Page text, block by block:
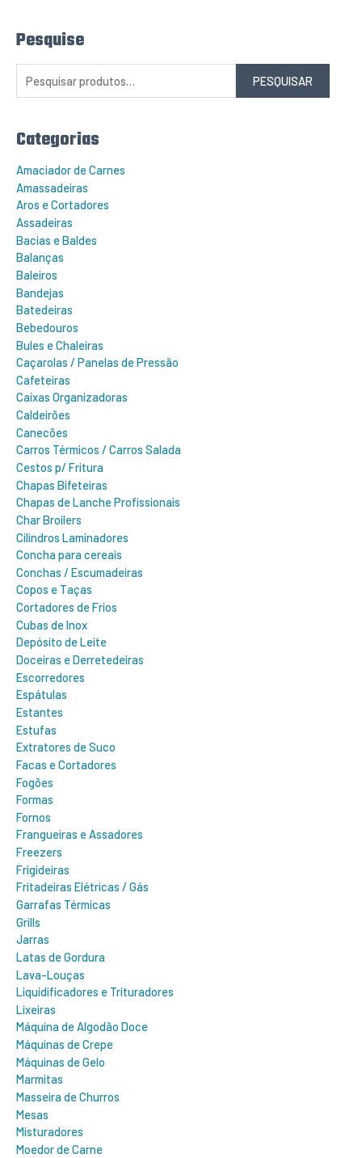
Pesquise
P
e
p
o
:
PESQUISAR
Categorias
Amaciador de Carnes
Amassadeiras
Aros e Cortadores
Assadeiras
Bacias e Baldes
Balanças
Baleiros
Bandejas
Batedeiras
Bebedouros
Bules e Chaleiras
Caçarolas / Panelas de Pressão
Cafeteiras
Caixas Organizadoras
Caldeirões
Canecões
Carros Térmicos / Carros Salada
Cestos p/ Fritura
Chapas Bifeteiras
Chapas de Lanche Profissionais
Char Broilers
Cilindros Laminadores
Concha para cereais
Conchas / Escumadeiras
Copos e Taças
Cortadores de Frios
Cubas de Inox
Depósito de Leite
Doceiras e Derretedeiras
Escorredores
Espátulas
Estantes
Estufas
Extratores de Suco
Facas e Cortadores
Fogões
Formas
Fornos
Frangueiras e Assadores
Freezers
Frigideiras
Fritadeiras Elétricas / Gás
Garrafas Térmicas
Grills
Jarras
Latas de Gordura
Lava-Louças
Liquidificadores e Trituradores
Lixeiras
Máquina de Algodão Doce
Máquinas de Crepe
Máquinas de Gelo
Marmitas
Masseira de Churros
Mesas
Misturadores
Moedor de Carne